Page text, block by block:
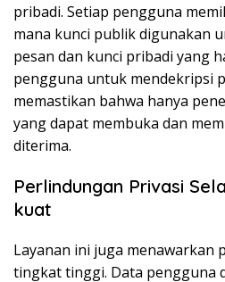
pribadi. Setiap pengguna
mana kunci publik digunakan
pesan dan kunci pribadi yang
pengguna untuk mendekripsi
memastikan bahwa hanya
yang dapat membuka dan
diterima.
Perlindungan Privasi
kuat
Layanan ini juga menawarkan
tingkat tinggi. Data pengguna